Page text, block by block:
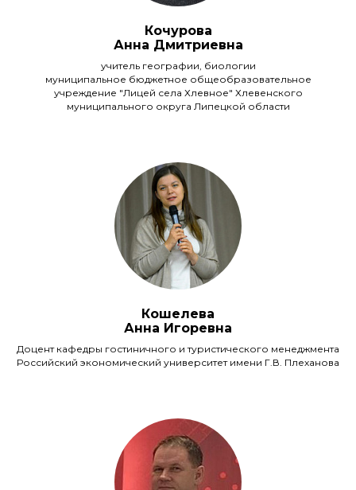
Кочурова
Анна Дмитриевна
учитель географии, биологии
муниципальное бюджетное общеобразовательное
учреждение "Лицей села Хлевное" Хлевенского
муниципального округа Липецкой области
Кошелева
Анна Игоревна
Доцент кафедры гостиничного и туристического менеджмента
Российский экономический университет имени Г.В. Плеханова